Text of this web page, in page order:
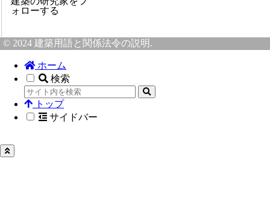
ォローする
© 2024 建築用語と関係法令の説明.
ホーム
検索
トップ
サイドバー